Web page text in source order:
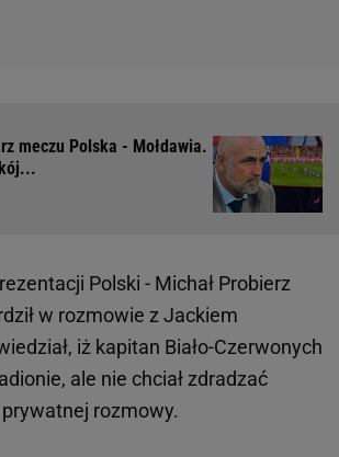
meczu Polska - Mołdawia.
Polski - Michał Probierz
w rozmowie z Jackiem
iż kapitan Biało-Czerwonych
ale nie chciał zdradzać
rozmowy.